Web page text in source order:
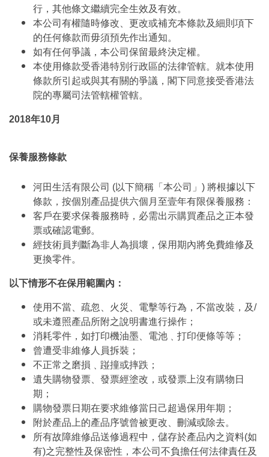
行，其他條文繼續完全生效及有效。
本公司有權隨時修改、更改或補充本條款及細則項下
的任何條款而毋須預先作出通知。
如有任何爭議，本公司保留最終決定權。
本使用條款受香港特別行政區的法律管轄。就本使用
條款所引起或與其有關的爭議，閣下同意接受香港法
院的專屬司法管轄權管轄。
2018年10月
保養服務條款
河田生活有限公司 (以下簡稱「本公司」) 將根據以下
條款，按個別產品提供六個月至壹年有限保養服務：
客戶在要求保養服務時，必需出示購買產品之正本發
票或確認電郵。
經技術員判斷為非人為損壞，保用期內將免費維修及
更換零件。
以下情形不在保用範圍內：
使用不當、疏忽、火災、電擊等行為，不當改裝，及/
或未遵照產品所附之說明書進行操作；
消耗零件，如打印機油墨、電池﹑打印便條等等；
曾遭受非維修人員拆裝；
不正常之磨損﹑踫撞或摔跌；
遺失購物發票、發票經塗改，或發票上沒有購物日
期；
購物發票日期在要求維修當日己超過保用年期；
附於產品上的產品序號曾被更改、刪減或除去。
所有故障維修品送修過程中，儲存於產品內之資料(如
有)之完整性及保密性，本公司不負擔任何法律責任及